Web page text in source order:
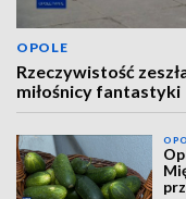
OPOLE
Rzeczywistość
miłośnicy fantastyki